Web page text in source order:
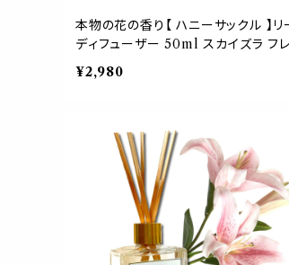
本物の花の香り【 ハニーサックル 】リ
ディフューザー 50ml スカイズラ フ
ンス <フラワー レソット.> 香水 枕 国
臭 寝具 空間 ベッド 睡眠 おやすみ ル
¥2,980